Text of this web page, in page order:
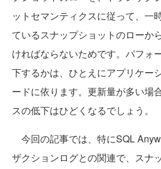
ットセマンティクスに従って、一
ているスナップショットのローか
ければならないためです。パフォ
下するかは、ひとえにアプリケー
ードに依ります。更新量が多い場
スの低下はひどくなるでしょう。
今回の記事では、特にSQL
ザクションログとの関連で、スナ